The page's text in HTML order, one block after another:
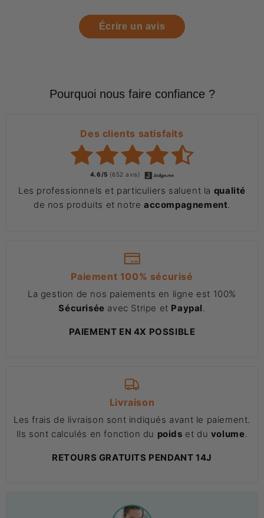
Écrire un avis
Pourquoi nous faire confiance ?
Des clients satisfaits
4.6/5 (652 avis)
Les professionnels et particuliers saluent la qualité
de nos produits et notre accompagnement
Paiement 100% sécurisé
La gestion de nos paiements en ligne est 100%
Sécurisée avec Stripe et Paypal
PAIEMENT EN 4X POSSIBLE
Livraison
Les frais de livraison sont indiqués avant le paiement.
Ils sont calculés en fonction du poids et du volume
RETOURS GRATUITS PENDANT 14J